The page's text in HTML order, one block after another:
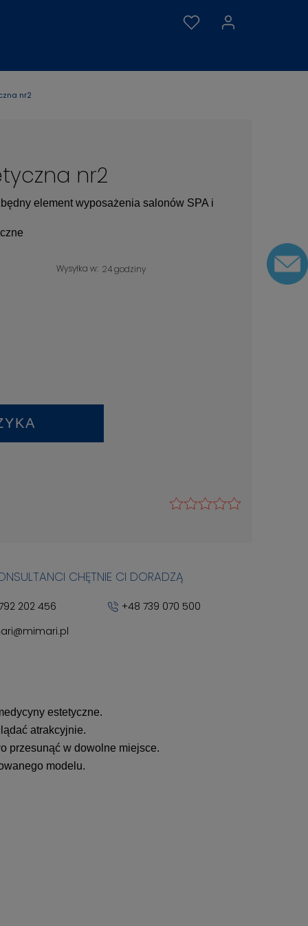
nr2
nr2
element wyposażenia salonów SPA i
Wysyłka w: 24 godziny
CHĘTNIE CI DORADZĄ
202 456
+48 739 070 500
estetyczne.
atrakcyjnie.
przesunąć w dowolne miejsce.
modelu.